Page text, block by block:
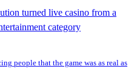
turned live casino from a
category
people that the game was as real as